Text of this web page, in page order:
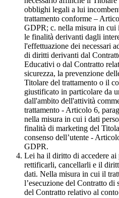
obblighi legali a lui
trattamento conforme –
GDPR; c. nella misura in cui
le finalità derivanti dagli
l'effettuazione dei necessari
di diritti derivanti dal
Educativi o dal Contratto
sicurezza, la prevenzione
Titolare del trattamento o il
giustificato in particolare da
dall'ambito dell'attività
trattamento - Articolo 6,
nella misura in cui i dati
finalità di marketing del
consenso dell’utente -
GDPR.
Lei ha il diritto di accedere
rettificarli, cancellarli e il
dati. Nella misura in cui il
l’esecuzione del Contratto
del Contratto relativo al